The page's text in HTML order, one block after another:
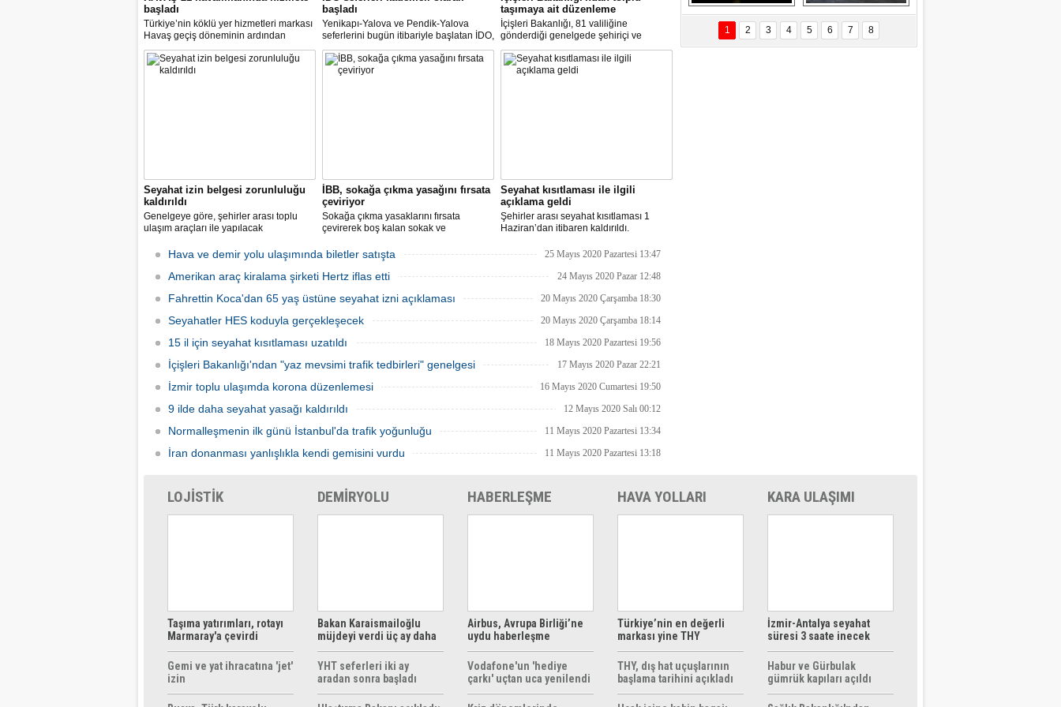
başladı
Türkiye’nin köklü yer hizmetleri markası
Havaş geçiş döneminin ardından
koronavirüse karşı tüm önlemleri alarak
tarifeli yolcu seferlerine hizmet vermeye
başladı.
başladı
Yenikapı-Yalova ve Pendik-Yalova
seferlerini bugün itibariyle başlatan İDO,
2 haziran itibariyle de bünyesinde
seferlerini kademeli olarak başlatacak.
taşımaya ait düzenleme
İçişleri Bakanlığı, 81 valiliğine
gönderdiği genelgede şehiriçi ve
şehirlerarası yolcu taşımacılığında
yüzde 50 kapasite kullanma
zorunluluğunu kaldırdı.
Seyahat izin belgesi zorunluluğu
kaldırıldı
Genelgeye göre, şehirler arası toplu
ulaşım araçları ile yapılacak
zorunluluğu yürürlükten kaldırıldı.
İBB, sokağa çıkma yasağını fırsata
çeviriyor
Sokağa çıkma yasaklarını fırsata
çevirerek boş kalan sokak ve
yakalayan İBB, bu hafta sonu, şimdiye
kadarki en yüksek sayıdaki personeliyle
iş başında olacak.
Seyahat kısıtlaması ile ilgili
açıklama geldi
Şehirler arası seyahat kısıtlaması 1
Haziran’dan itibaren kaldırıldı.
bazı şehirler için seyahat kısıtlaması
Hava ve demir yolu ulaşımında biletler satışta 25 Mayıs 2020 Pazartesi 13:47
Amerikan araç kiralama şirketi Hertz iflas etti 24 Mayıs 2020 Pazar 12:48
Fahrettin Koca'dan 65 yaş üstüne seyahat izni açıklaması 20 Mayıs 2020 Çarşamba 18:30
Seyahatler HES koduyla gerçekleşecek 20 Mayıs 2020 Çarşamba 18:14
15 il için seyahat kısıtlaması uzatıldı 18 Mayıs 2020 Pazartesi 19:56
İçişleri Bakanlığı'ndan "yaz mevsimi trafik tedbirleri" genelgesi 17 Mayıs 2020 Pazar 22:21
İzmir toplu ulaşımda korona düzenlemesi 16 Mayıs 2020 Cumartesi 19:50
9 ilde daha seyahat yasağı kaldırıldı 12 Mayıs 2020 Salı 00:12
Normalleşmenin ilk günü İstanbul'da trafik yoğunluğu 11 Mayıs 2020 Pazartesi 13:34
İran donanması yanlışlıkla kendi gemisini vurdu 11 Mayıs 2020 Pazartesi 13:18
SEÇİL ÖZYANIK
Ne Değişti?
Delta uçağına
yıldırım çarptı
Ford Focus RS
(2015)
1 2 3 4 5 6 7 8
LOJİSTİK
Taşıma yatırımları, rotayı
Marmaray'a çevirdi
Gemi ve yat ihracatına 'jet'
izin
DEMİRYOLU
Bakan Karaismailoğlu
müjdeyi verdi üç ay daha
ücretsiz
YHT seferleri iki ay
aradan sonra başladı
HABERLEŞME
Airbus, Avrupa Birliği’ne
uydu haberleşme
çözümleri sunuyor
Vodafone'un 'hediye
çarkı' uçtan uca yenilendi
HAVA YOLLARI
Türkiye’nin en değerli
markası yine THY
THY, dış hat uçuşlarının
başlama tarihini açıkladı
KARA ULAŞIMI
İzmir-Antalya seyahat
süresi 3 saate inecek
Habur ve Gürbulak
gümrük kapıları açıldı